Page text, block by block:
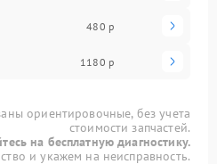
480 р
1180 р
ориентировочные, без учета
стоимости запчастей.
на бесплатную диагностику.
и укажем на неисправность.